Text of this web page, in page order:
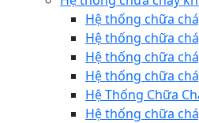
Hệ thống chữa
Hệ thống chữa
Hệ thống chữa
Hệ thống chữa
Hệ Thống Chữa
Hệ thống chữa